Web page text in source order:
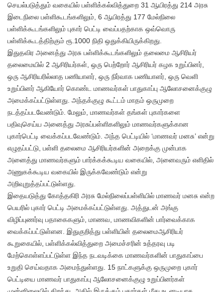
செயல்படுத்தும் வகையில் பள்ளிக்கல்வித்துறை 31 ஆயிரத்து 214 அரசு
இடைநிலை பள்ளிகூடங்களிலும், 6 ஆயிரத்து 177 மேல்நிலை
பள்ளிக்கூடங்களிலும் புகார் பெட்டி வைப்பதற்காக ஒவ்வொரு
பள்ளிக்கூடத்திற்கும் ரூ.1000 நிதி ஒதுக்கியிருக்கிறது.
இதுதவிர அனைத்து அரசு பள்ளிக்கூடங்களிலும் தலைமை ஆசிரியர்
தலைமையில் 2 ஆசிரியர்கள், ஒரு பெற்றோர் ஆசிரியர் கழக உறுப்பினர்,
ஒரு ஆசிரியரில்லாத பணியாளர், ஒரு நிர்வாக பணியாளர், ஒரு வெளி
உறுப்பினர் ஆகியோர் கொண்ட மாணவர்கள் பாதுகாப்பு ஆலோசனைக்குழு
அமைக்கப்பட்டுள்ளது. அந்தக்குழு கூட்டம் மாதம் ஒருமுறை
நடத்தப்படவேண்டும். மேலும், மாணவர்கள் தங்கள் புகார்களை
பதிவுசெய்ய அனைத்து அரசுப்பள்ளிகளிலும் மாணவர்களுக்கான
புகார்பெட்டி வைக்கப்படவேண்டும். அந்த பெட்டியில் ‘மாணவர் மனசு’ என்று
எழுதப்பட்டு, பள்ளி தலைமை ஆசிரியர்களின் அறைக்கு முன்பாக
அனைத்து மாணவர்களும் பார்க்கக்கூடிய வகையில், அனைவரும் எளிதில்
அணுகக்கூடிய வகையில் இருக்கவேண்டும் என்று
அறிவுறுத்தப்பட்டுள்ளது.
இதையடுத்து கோத்தகிரி அரசு மேல்நிலைப்பள்ளியில் மாணவர் மனசு என்ற
பெயரில் புகார் பெட்டி அமைக்கப்பட்டுள்ளது. அத்துடன் அங்கு
விழிப்புணர்வு பதாகைகளும், மாணவ, மாணவிகளின் பார்வைக்காக
வைக்கப்பட்டுள்ளன. இதுகுறித்து பள்ளியின் தலைமைஆசிரியர்
கூறுகையில், பள்ளிக்கல்வித்துறை அமைச்சரின் உத்தரவு படி
மேற்கொள்ளப்பட்டுள்ள இந்த நடவடிக்கை மாணவர்களின் பாதுகாப்பை
உறுதி செய்வதாக அமைந்துள்ளது. 15 நாட்களுக்கு ஒருமுறை புகார்
பெட்டியை மாணவர் பாதுகாப்பு ஆலோசனைக்குழு உறுப்பினர்கள்